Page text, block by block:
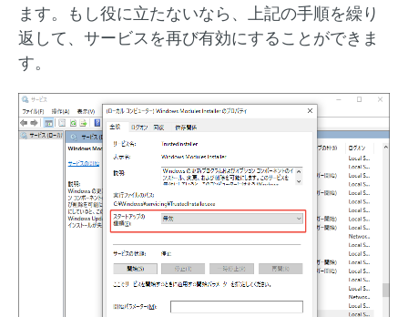
ます。もし役に立たないなら、上記の手順を繰り
返して、サービスを再び有効にすることができま
す。